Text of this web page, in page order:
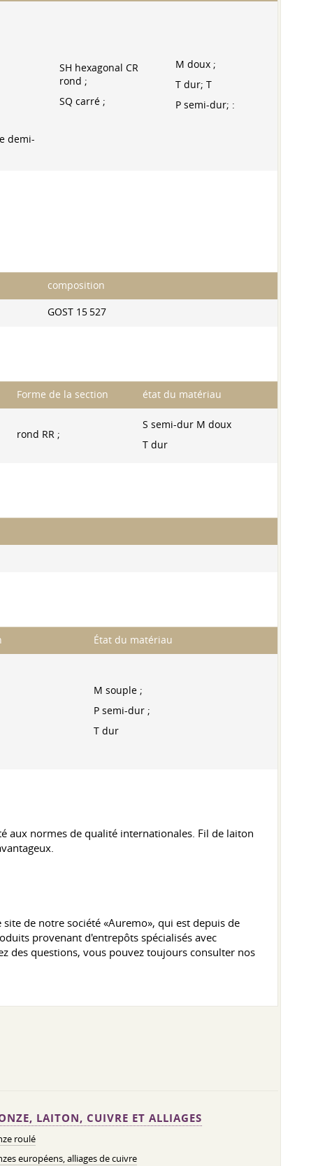
demi-
SH hexagonal CR
rond ;
SQ carré ;
M doux ;
T dur; T
P semi-dur; :
composition
GOST 15 527
Forme de la section état du matériau
rond RR ;
S semi-dur M doux
T dur
État du matériau
M souple ;
P semi-dur ;
T dur
aux normes de qualité internationales. Fil de laiton
de notre société «Auremo», qui est depuis de
provenant d'entrepôts spécialisés avec
des questions, vous pouvez toujours consulter nos
LAITON, CUIVRE ET ALLIAGES
roulé
européens, alliages de cuivre